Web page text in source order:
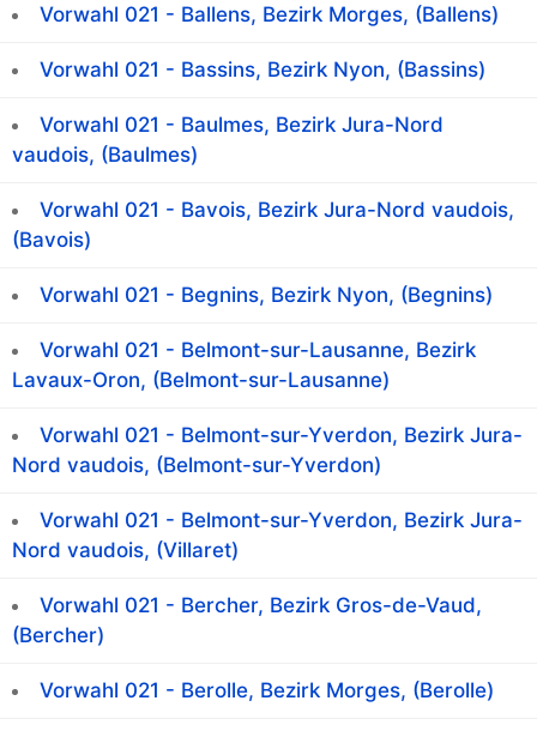
Vorwahl 021 - Ballens, Bezirk Morges, (Ballens)
Vorwahl 021 - Bassins, Bezirk Nyon, (Bassins)
Vorwahl 021 - Baulmes, Bezirk Jura-Nord
vaudois, (Baulmes)
Vorwahl 021 - Bavois, Bezirk Jura-Nord vaudois,
(Bavois)
Vorwahl 021 - Begnins, Bezirk Nyon, (Begnins)
Vorwahl 021 - Belmont-sur-Lausanne, Bezirk
Lavaux-Oron, (Belmont-sur-Lausanne)
Vorwahl 021 - Belmont-sur-Yverdon, Bezirk Jura-
Nord vaudois, (Belmont-sur-Yverdon)
Vorwahl 021 - Belmont-sur-Yverdon, Bezirk Jura-
Nord vaudois, (Villaret)
Vorwahl 021 - Bercher, Bezirk Gros-de-Vaud,
(Bercher)
Vorwahl 021 - Berolle, Bezirk Morges, (Berolle)